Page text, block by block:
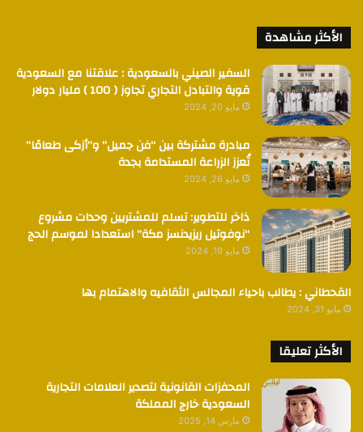
الأكثر مشاهدة
السفير الصيني بالسعودية : علاقتنا مع السعودية
قوية والتبادل التجاري تجاوز ( 100 ) مليار دولار
مايو 20, 2024
مبادرة مشتركة بين “فن جميل” و”أزكى طعامًا”
تُعزز الزراعة المستدامة بجدة
مايو 26, 2024
ذاخر للتطوير: تسلم للمشتريين وحدات مشروع
“نوفوتيل ريزيدنسز مكة” استعدادا لموسم الحج
مايو 19, 2024
القحطاني : يطالب باحياء المجالس الثقافيه والاهتمام بها
مايو 31, 2024
الأكثر تعليقا
المحفزات القانونية لتصدير العلامات التجارية
السعودية خارج المملكة
مارس 14, 2025